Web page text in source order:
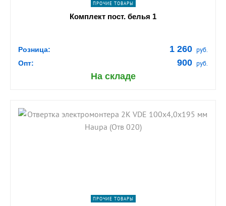
ПРОЧИЕ ТОВАРЫ
Комплект пост. белья 1
Розница: 1 260 руб.
Опт: 900 руб.
На складе
shopping_cart В КОРЗИНУ
ПРОЧИЕ ТОВАРЫ